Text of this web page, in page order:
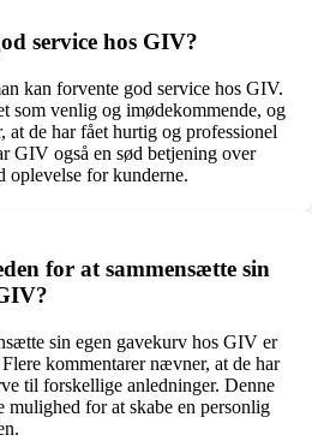
service hos GIV?
kan forvente god service hos GIV.
som venlig og imødekommende, og
de har fået hurtig og professionel
GIV også en sød betjening over
oplevelse for kunderne.
for at sammensætte sin
sin egen gavekurv hos GIV er
kommentarer nævner, at de har
til forskellige anledninger. Denne
for at skabe en personlig